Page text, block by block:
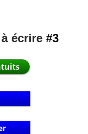
écrire#3